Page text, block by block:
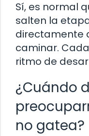
Sí, es normal
salten la
directamente
caminar.
ritmo de
¿Cuándo
no gatea?